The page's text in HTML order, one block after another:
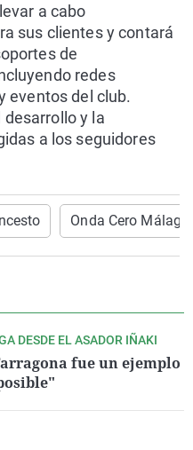
a cabo
sus clientes y contará
de
redes
eventos del club.
y la
a los seguidores
Onda Cero Málaga
DESDE EL ASADOR IÑAKI
fue un ejemplo